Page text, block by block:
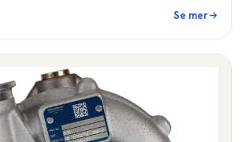
Se mer